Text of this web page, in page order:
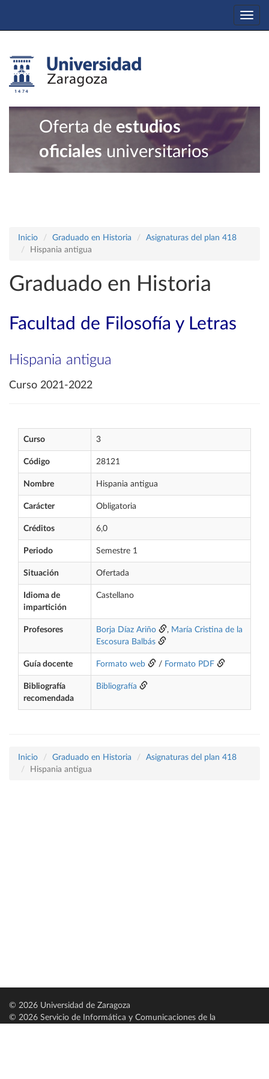
Oferta de estudios
oficiales universitarios
Inicio Graduado en Historia
Asignaturas del plan 418
Hispania antigua
Graduado en Historia
Facultad de Filosofía y Letras
Hispania antigua
Curso 2021-2022
Curso 3
Código 28121
Nombre Hispania antigua
Carácter Obligatoria
Créditos 6,0
Periodo Semestre 1
Situación Ofertada
Idioma de
impartición
Castellano
Profesores Borja Díaz Ariño , María Cristina de la
Escosura Balbás
Guía docente Formato web / Formato PDF
Bibliografía
recomendada
Bibliografía
Inicio Graduado en Historia
Asignaturas del plan 418
Hispania antigua
© 2026 Universidad de Zaragoza
© 2026 Servicio de Informática y Comunicaciones de la